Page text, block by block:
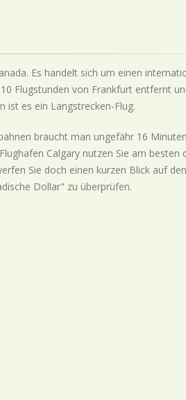
Es handelt sich um einen
Flugstunden von Frankfurt entfernt
ist es ein Langstrecken-Flug.
braucht man ungefähr 16
Calgary nutzen Sie am
Sie doch einen kurzen Blick auf
Dollar" zu überprüfen.